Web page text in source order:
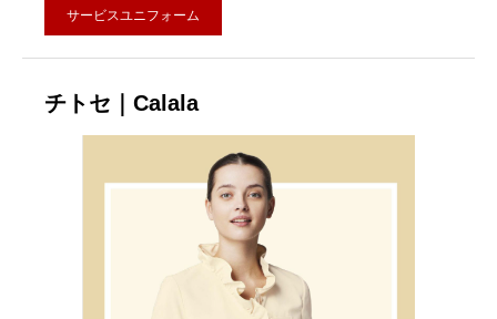
サービスユニフォーム
チトセ｜Calala